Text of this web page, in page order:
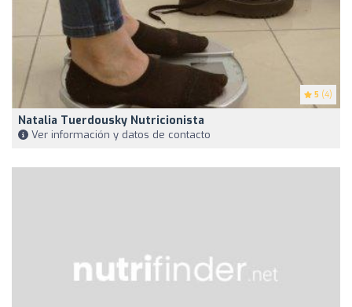
5 (4)
Natalia Tuerdousky Nutricionista
Ver información y datos de contacto